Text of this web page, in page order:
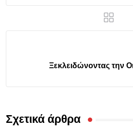
Ξεκλειδώνοντας την
Σχετικά άρθρα